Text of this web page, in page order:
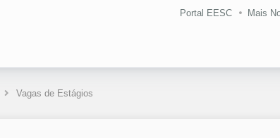
Portal EESC Mais
Vagas de Estágios